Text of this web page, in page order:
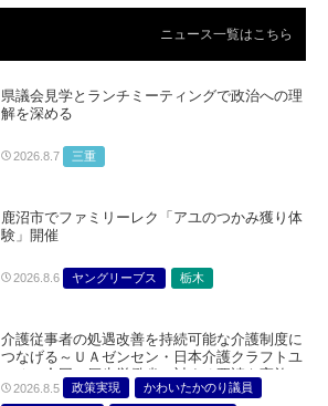
ニュース一覧はこちら
県議会見学とランチミーティングで政治への理
解を深める
2026.8.7 三重
鹿沼市でファミリーレク「アユのつかみ獲り体
験」開催
2026.8.6 ヤングリーブス 栃木
介護従事者の処遇改善を持続可能な介護制度に
つなげる～ＵＡゼンセン・日本介護クラフトユ
ニオン合同で厚生労働省に対する要請を実施～
2026.8.5 政策実現
かわいたかのり議員